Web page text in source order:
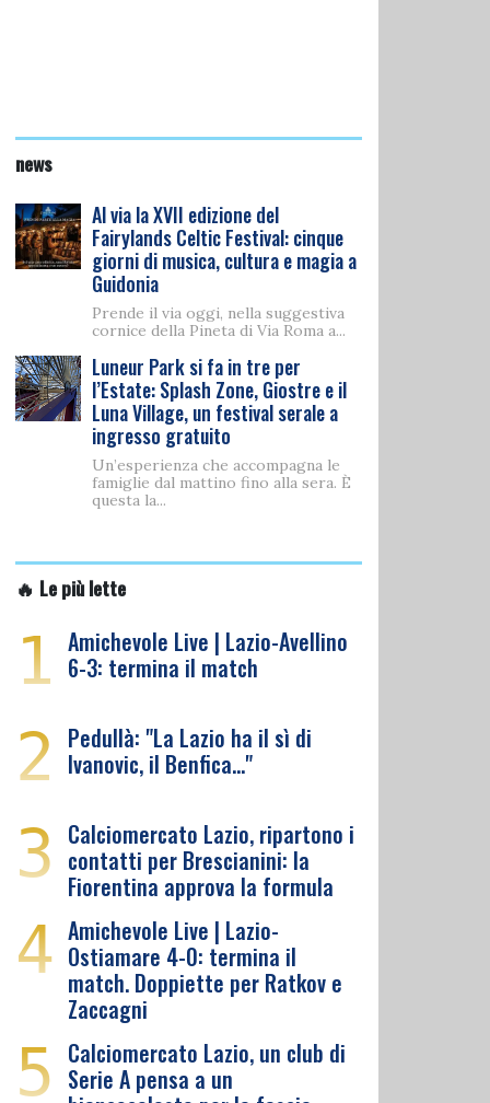
news
Al via la XVII edizione del
Fairylands Celtic Festival: cinque
giorni di musica, cultura e magia a
Guidonia
Prende il via oggi, nella suggestiva
cornice della Pineta di Via Roma a...
Luneur Park si fa in tre per
l’Estate: Splash Zone, Giostre e il
Luna Village, un festival serale a
ingresso gratuito
Un’esperienza che accompagna le
famiglie dal mattino fino alla sera. È
questa la...
🔥 Le più lette
1 Amichevole Live | Lazio-Avellino
6-3: termina il match
2 Pedullà: "La Lazio ha il sì di
Ivanovic, il Benfica…"
3 Calciomercato Lazio, ripartono i
contatti per Brescianini: la
Fiorentina approva la formula
4 Amichevole Live | Lazio-
Ostiamare 4-0: termina il
match. Doppiette per Ratkov e
Zaccagni
5 Calciomercato Lazio, un club di
Serie A pensa a un